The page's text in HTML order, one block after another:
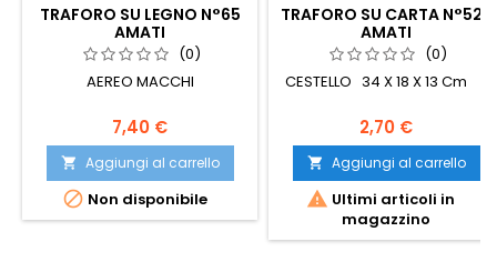
TRAFORO SU LEGNO N°65
AMATI
(0)
AEREO MACCHI
7,40 €
 Aggiungi al carrello
 Non disponibile
TRAFORO SU CARTA N°522
AMATI
(0)
CESTELLO 34 X 18 X 13 Cm
2,70 €
 Aggiungi al carrello
 Ultimi articoli in
magazzino